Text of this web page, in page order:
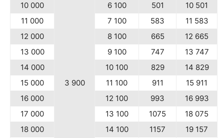
10 000
3 900
6 100 501
10 501
11 000
7 100 583
11 583
12 000
8 100 665
12 665
13 000
9 100 747
13 747
14 000
10 100 829
14 829
15 000
11 100 911
15 911
16 000
12 100 993
16 993
17 000
13 100 1075
18 075
18 000
14 100 1157
19 157